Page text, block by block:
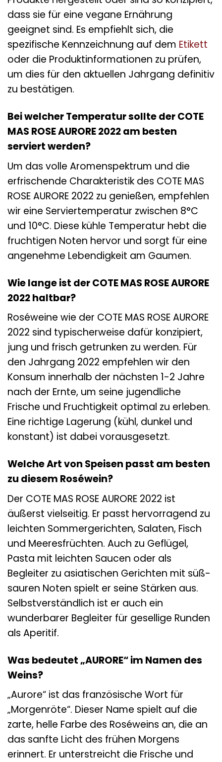
dass sie für eine vegane Ernährung
geeignet sind. Es empfiehlt sich, die
spezifische Kennzeichnung auf dem Etikett
oder die Produktinformationen zu prüfen,
um dies für den aktuellen Jahrgang definitiv
zu bestätigen.
Bei welcher Temperatur sollte der COTE
MAS ROSE AURORE 2022 am besten
serviert werden?
Um das volle Aromenspektrum und die
erfrischende Charakteristik des COTE MAS
ROSE AURORE 2022 zu genießen, empfehlen
wir eine Serviertemperatur zwischen 8°C
und 10°C. Diese kühle Temperatur hebt die
fruchtigen Noten hervor und sorgt für eine
angenehme Lebendigkeit am Gaumen.
Wie lange ist der COTE MAS ROSE AURORE
2022 haltbar?
Roséweine wie der COTE MAS ROSE AURORE
2022 sind typischerweise dafür konzipiert,
jung und frisch getrunken zu werden. Für
den Jahrgang 2022 empfehlen wir den
Konsum innerhalb der nächsten 1-2 Jahre
nach der Ernte, um seine jugendliche
Frische und Fruchtigkeit optimal zu erleben.
Eine richtige Lagerung (kühl, dunkel und
konstant) ist dabei vorausgesetzt.
Welche Art von Speisen passt am besten
zu diesem Roséwein?
Der COTE MAS ROSE AURORE 2022 ist
äußerst vielseitig. Er passt hervorragend zu
leichten Sommergerichten, Salaten, Fisch
und Meeresfrüchten. Auch zu Geflügel,
Pasta mit leichten Saucen oder als
Begleiter zu asiatischen Gerichten mit süß-
sauren Noten spielt er seine Stärken aus.
Selbstverständlich ist er auch ein
wunderbarer Begleiter für gesellige Runden
als Aperitif.
Was bedeutet „AURORE“ im Namen des
Weins?
„Aurore“ ist das französische Wort für
„Morgenröte“. Dieser Name spielt auf die
zarte, helle Farbe des Roséweins an, die an
das sanfte Licht des frühen Morgens
erinnert. Er unterstreicht die Frische und